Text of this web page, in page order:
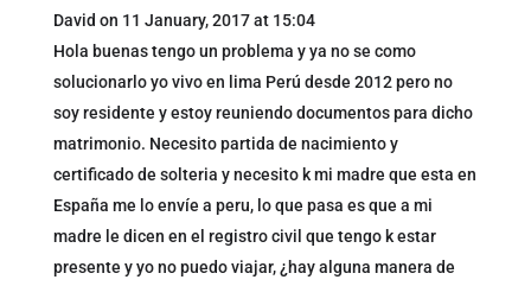
David on 11 January, 2017 at 15:04
Hola buenas tengo un problema y ya no se como
solucionarlo yo vivo en lima Perú desde 2012 pero no
soy residente y estoy reuniendo documentos para dicho
matrimonio. Necesito partida de nacimiento y
certificado de solteria y necesito k mi madre que esta en
España me lo envíe a peru, lo que pasa es que a mi
madre le dicen en el registro civil que tengo k estar
presente y yo no puedo viajar, ¿hay alguna manera de